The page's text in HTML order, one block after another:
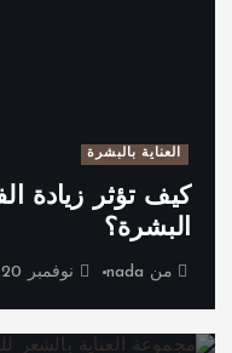
العناية بالبشرة
كيف تؤثر زيادة
البشرة؟
من nada نوفمبر 20, 2025